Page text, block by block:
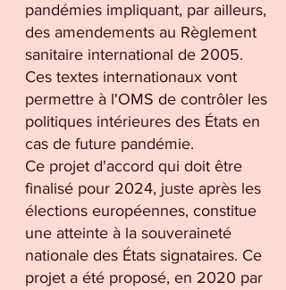
pandémies impliquant, par ailleurs,
des amendements au Règlement
sanitaire international de 2005.
Ces textes internationaux vont
permettre à l'OMS de contrôler les
politiques intérieures des États en
cas de future pandémie.
Ce projet d'accord qui doit être
finalisé pour 2024, juste après les
élections européennes, constitue
une atteinte à la souveraineté
nationale des États signataires. Ce
projet a été proposé, en 2020 par